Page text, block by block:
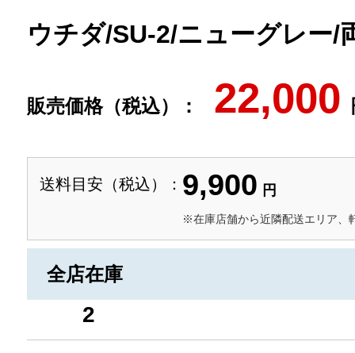
ウチダ/SU-2/ニューグレー/
販売価格（税込）： 22,000
送料目安（税込）： 9,900 円
※在庫店舗から近隣配送エリア、
全店在庫
2